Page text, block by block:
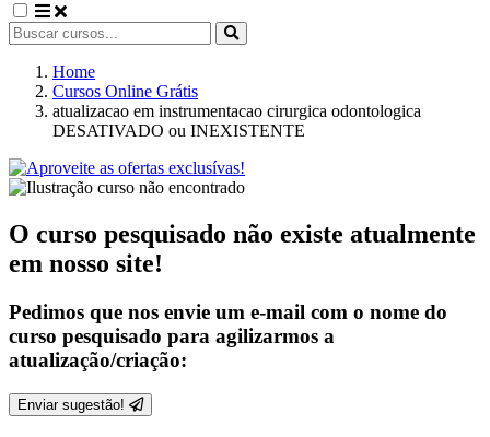
Home
Cursos Online Grátis
atualizacao em instrumentacao cirurgica odontologica
DESATIVADO ou INEXISTENTE
O curso pesquisado não existe atualmente
em nosso site!
Pedimos que nos envie um e-mail com o nome do
curso pesquisado para agilizarmos a
atualização/criação:
Enviar sugestão!